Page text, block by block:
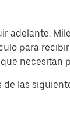
adelante.
para
necesitan
las